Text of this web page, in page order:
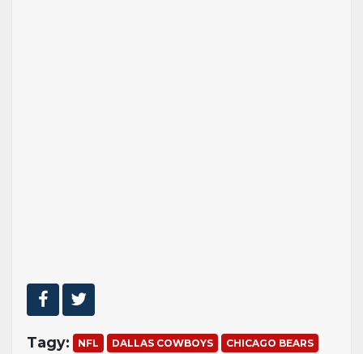
Tagy: NFL DALLAS COWBOYS CHICAGO BEARS